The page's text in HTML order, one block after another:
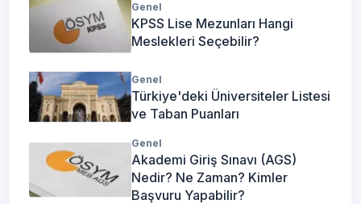
Genel
KPSS Lise Mezunları Hangi
Meslekleri Seçebilir?
Genel
Türkiye'deki Üniversiteler Listesi
ve Taban Puanları
Genel
Akademi Giriş Sınavı (AGS)
Nedir? Ne Zaman? Kimler
Başvuru Yapabilir?